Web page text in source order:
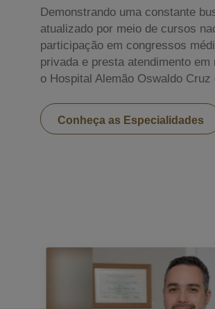
Demonstrando uma constante
atualizado por meio de cursos
participação em congressos
privada e presta atendimento
o Hospital Alemão Oswaldo
Conheça as Especialidades